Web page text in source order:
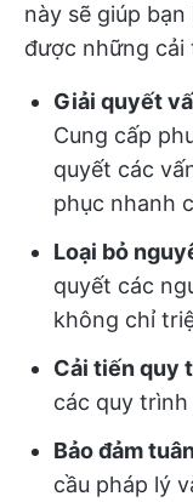
này sẽ giúp
được những cải
Giải quyết
Cung cấp
quyết các
phục nhanh
Loại bỏ
quyết các
không chỉ
Cải tiến quy
các quy
Bảo đảm
cầu pháp lý